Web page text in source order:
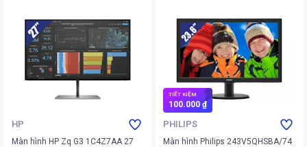
HP
Màn hình HP Zq G3 1C4Z7AA 27
TIẾT KIỆM
100.000 ₫
PHILIPS
Màn hình Philips 243V5QHSBA/74